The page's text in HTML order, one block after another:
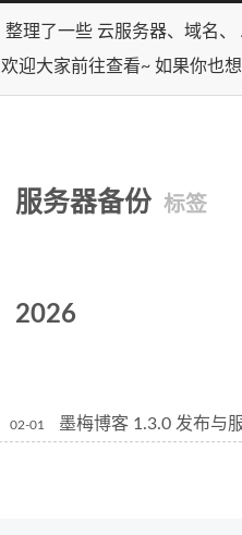
整理了一些 云服务器、域名
欢迎大家前往查看~ 如果你也
服务器备份 标签
2026
02-01 墨梅博客 1.3.0 发布与